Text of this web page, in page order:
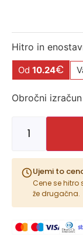
Hitro in
Od 10.24€
Obročni izračun
Ujemi to
Cene se hitro
že drugačna.